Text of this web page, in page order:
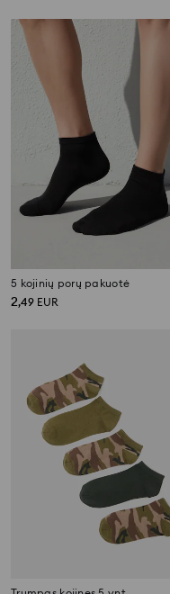
5 kojinių porų pakuotė
2,49 EUR